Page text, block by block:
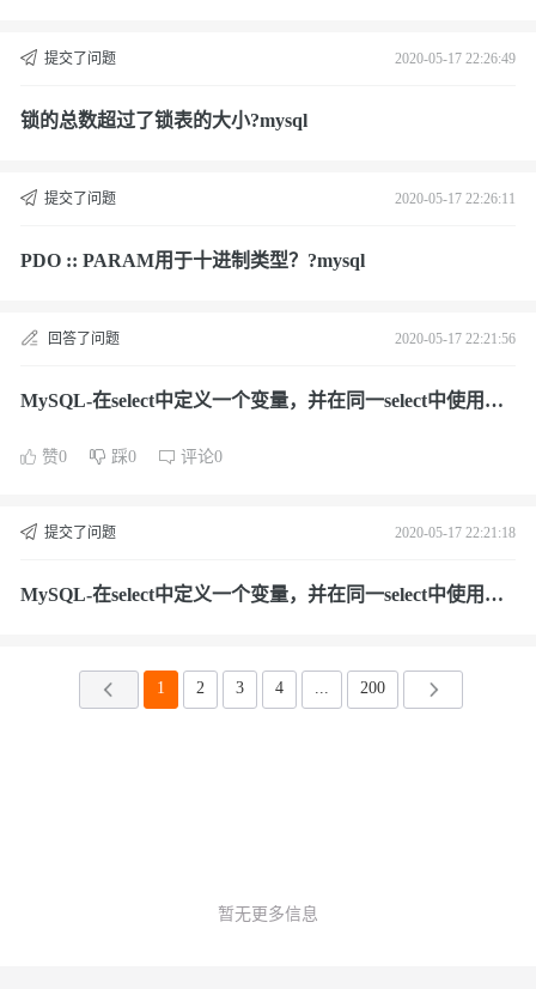
提交了问题 2020-05-17 22:26:49
锁的总数超过了锁表的大小?mysql
提交了问题 2020-05-17 22:26:11
PDO :: PARAM用于十进制类型？?mysql
回答了问题 2020-05-17 22:21:56
MySQL-在select中定义一个变量，并在同一select中使用它?
赞0 踩0 评论0
提交了问题 2020-05-17 22:21:18
MySQL-在select中定义一个变量，并在同一select中使用它?
1 2 3 4 ... 200
暂无更多信息